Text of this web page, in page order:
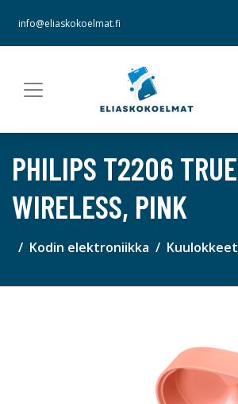
info@eliaskokoelmat.fi
PHILIPS T2206 TRUE
WIRELESS, PINK
Kodin elektroniikka Kuulokkeet